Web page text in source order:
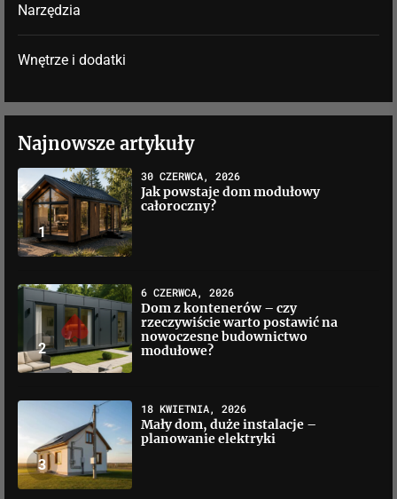
Narzędzia
Wnętrze i dodatki
Najnowsze artykuły
1
30 CZERWCA, 2026
Jak powstaje dom modułowy
całoroczny?
2
6 CZERWCA, 2026
Dom z kontenerów – czy
rzeczywiście warto postawić na
nowoczesne budownictwo
modułowe?
3
18 KWIETNIA, 2026
Mały dom, duże instalacje –
planowanie elektryki